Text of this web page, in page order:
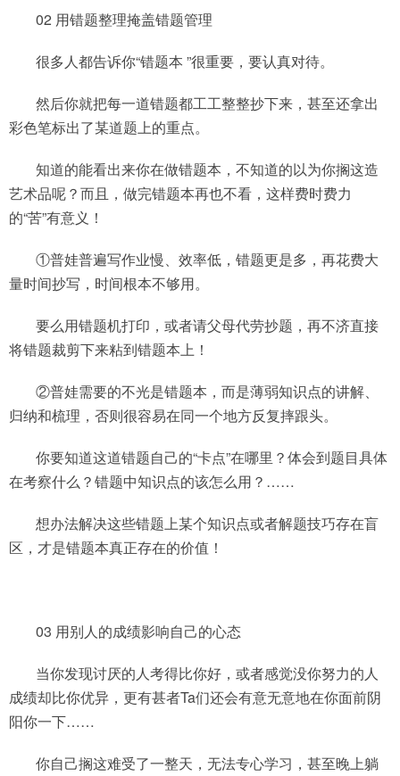
02 用错题整理掩盖错题管理
很多人都告诉你“错题本 ”很重要，要认真对待。
然后你就把每一道错题都工工整整抄下来，甚至还拿出
彩色笔标出了某道题上的重点。
知道的能看出来你在做错题本，不知道的以为你搁这造
艺术品呢？而且，做完错题本再也不看，这样费时费力
的“苦”有意义！
①普娃普遍写作业慢、效率低，错题更是多，再花费大
量时间抄写，时间根本不够用。
要么用错题机打印，或者请父母代劳抄题，再不济直接
将错题裁剪下来粘到错题本上！
②普娃需要的不光是错题本，而是薄弱知识点的讲解、
归纳和梳理，否则很容易在同一个地方反复摔跟头。
你要知道这道错题自己的“卡点”在哪里？体会到题目具体
在考察什么？错题中知识点的该怎么用？……
想办法解决这些错题上某个知识点或者解题技巧存在盲
区，才是错题本真正存在的价值！
03 用别人的成绩影响自己的心态
当你发现讨厌的人考得比你好，或者感觉没你努力的人
成绩却比你优异，更有甚者Ta们还会有意无意地在你面前阴
阳你一下……
你自己搁这难受了一整天，无法专心学习，甚至晚上躺